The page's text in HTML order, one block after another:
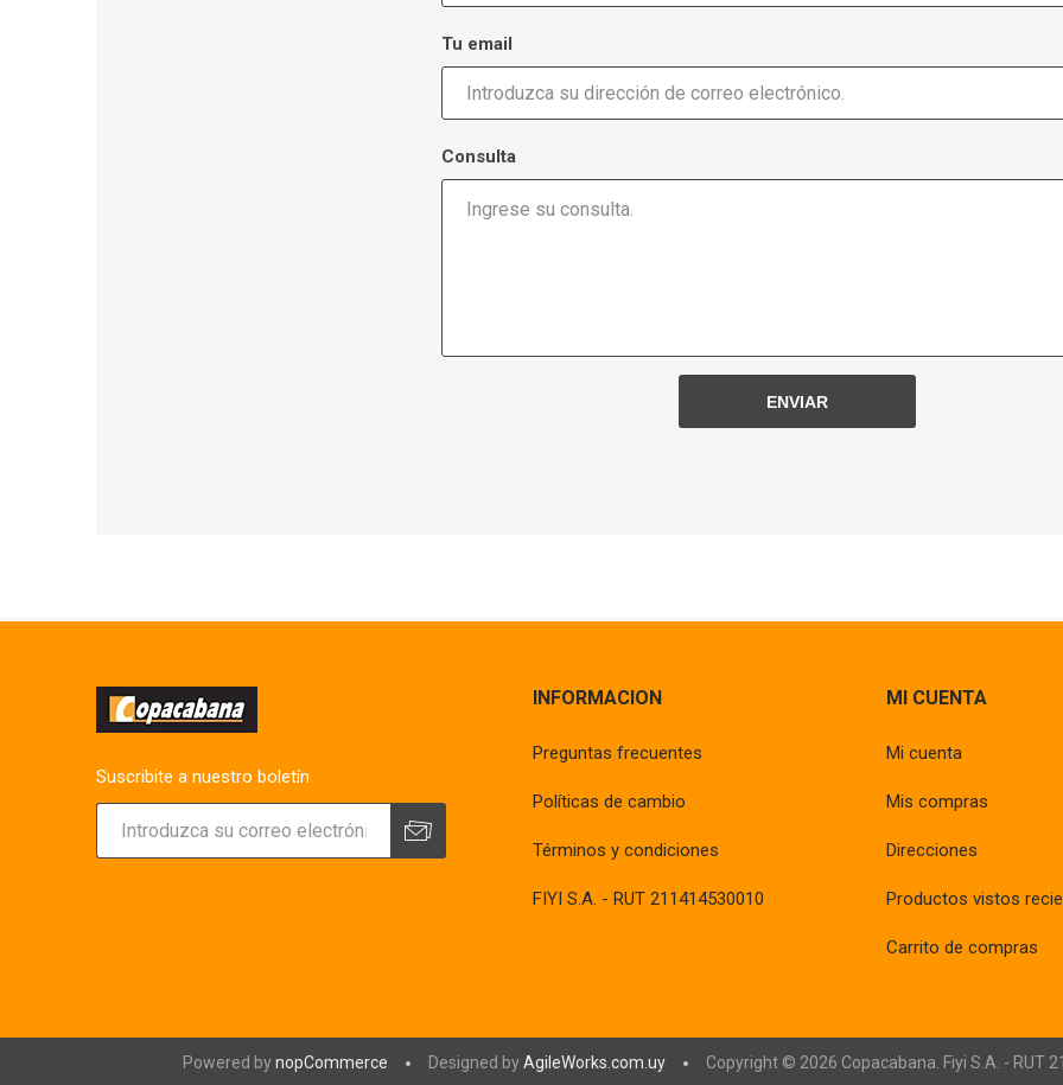
Tu email
Consulta
Suscribite a nuestro boletín
INFORMACION
Preguntas frecuentes
Políticas de cambio
Términos y condiciones
FIYI S.A. - RUT 211414530010
MI CUENTA
Mi cuenta
Mis compras
Direcciones
Productos vistos
Carrito de compras
Powered bynopCommerce Designed byAgileWorks.com.uy Copyright © 2026 Copacabana. Fiyi S.A. - RUT